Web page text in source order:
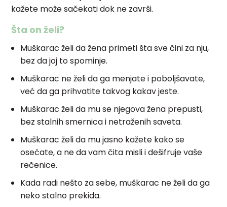
kažete može sačekati dok ne završi.
Šta on želi?
Muškarac želi da žena primeti šta sve čini za nju,
bez da joj to spominje.
Muškarac ne želi da ga menjate i poboljšavate,
već da ga prihvatite takvog kakav jeste.
Muškarac želi da mu se njegova žena prepusti,
bez stalnih smernica i netraženih saveta.
Muškarac želi da mu jasno kažete kako se
osećate, a ne da vam čita misli i dešifruje vaše
rečenice.
Kada radi nešto za sebe, muškarac ne želi da ga
neko stalno prekida.